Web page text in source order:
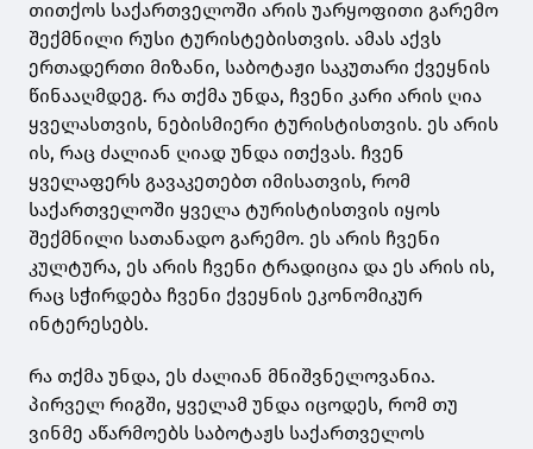
თითქოს საქართველოში არის უარყოფითი გარემო
შექმნილი რუსი ტურისტებისთვის. ამას აქვს
ერთადერთი მიზანი, საბოტაჟი საკუთარი ქვეყნის
წინააღმდეგ. რა თქმა უნდა, ჩვენი კარი არის ღია
ყველასთვის, ნებისმიერი ტურისტისთვის. ეს არის
ის, რაც ძალიან ღიად უნდა ითქვას. ჩვენ
ყველაფერს გავაკეთებთ იმისათვის, რომ
საქართველოში ყველა ტურისტისთვის იყოს
შექმნილი სათანადო გარემო. ეს არის ჩვენი
კულტურა, ეს არის ჩვენი ტრადიცია და ეს არის ის,
რაც სჭირდება ჩვენი ქვეყნის ეკონომიკურ
ინტერესებს.
რა თქმა უნდა, ეს ძალიან მნიშვნელოვანია.
პირველ რიგში, ყველამ უნდა იცოდეს, რომ თუ
ვინმე აწარმოებს საბოტაჟს საქართველოს